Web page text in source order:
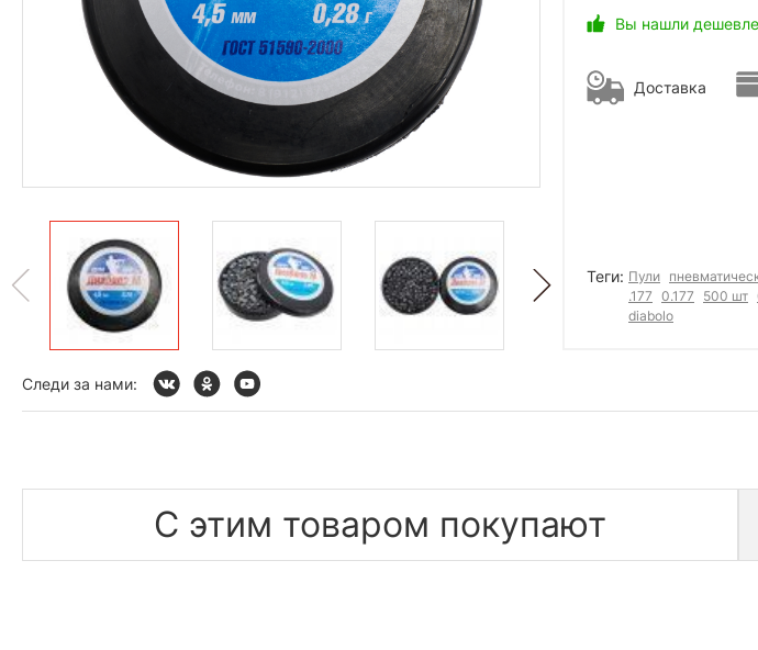
Вы нашли
Доставка
Теги: Пули
.177 0.177 500 шт
diabolo
Следи за нами:
С этим товаром покупают